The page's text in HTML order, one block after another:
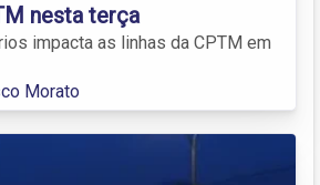
nesta terça
impacta as linhas da CPTM em
Morato